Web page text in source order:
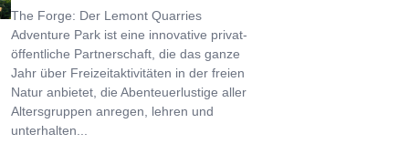
The Forge: Der Lemont Quarries
Adventure Park ist eine innovative privat-
öffentliche Partnerschaft, die das ganze
Jahr über Freizeitaktivitäten in der freien
Natur anbietet, die Abenteuerlustige aller
Altersgruppen anregen, lehren und
unterhalten...